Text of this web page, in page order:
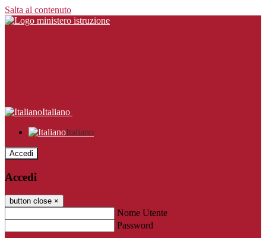
Salta al contenuto
Italiano
Italiano
Accedi
Accedi
button close ×
Nome Utente
Password